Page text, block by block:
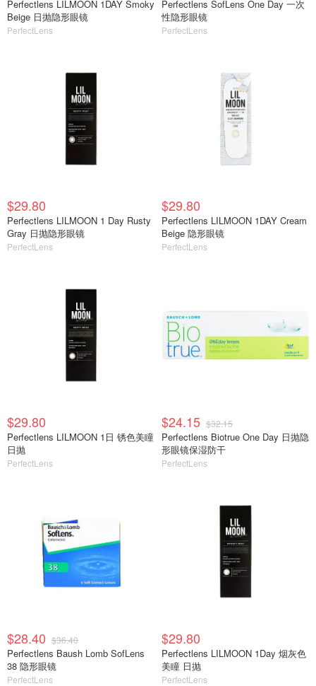
Perfectlens LILMOON 1DAY Smoky
Beige 日抛隐形眼镜
PerfectLens
Perfectlens SofLens One Day 一次
性隐形眼镜
PerfectLens
$29.80
Perfectlens LILMOON 1 Day Rusty
Gray 日抛隐形眼镜
PerfectLens
$29.80
Perfectlens LILMOON 1DAY Cream
Beige 隐形眼镜
PerfectLens
$29.80
Perfectlens LILMOON 1日 锈色美瞳
日抛
PerfectLens
$24.15 $32.15
Perfectlens Biotrue One Day 日抛隐
形眼镜保湿防干
PerfectLens
$28.40 $36.40
Perfectlens Baush Lomb SofLens
38 隐形眼镜
PerfectLens
$29.80
Perfectlens LILMOON 1Day 烟灰色
美瞳 日抛
PerfectLens